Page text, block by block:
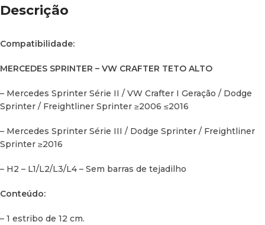
Descrição
Compatibilidade:
MERCEDES SPRINTER – VW CRAFTER TETO ALTO
– Mercedes Sprinter Série II / VW Crafter I Geração / Dodge
Sprinter / Freightliner Sprinter ≥2006 ≤2016
– Mercedes Sprinter Série III / Dodge Sprinter / Freightliner
Sprinter ≥2016
– H2 – L1/L2/L3/L4 – Sem barras de tejadilho
Conteúdo:
– 1 estribo de 12 cm.